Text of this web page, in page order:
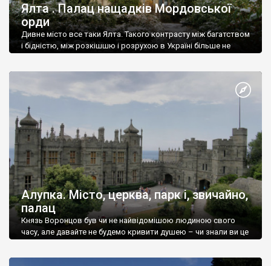
Ялта . Палац нащадків Мордовської
орди
Дивне місто все таки Ялта. Такого контрасту між багатством
і бідністю, між розкішшю і розрухою в Україні більше не
Алупка. Місто, церква, парк і, звичайно,
палац
Князь Воронцов був чи не найвідомішою людиною свого
часу, але давайте не будемо кривити душею – чи знали ви це